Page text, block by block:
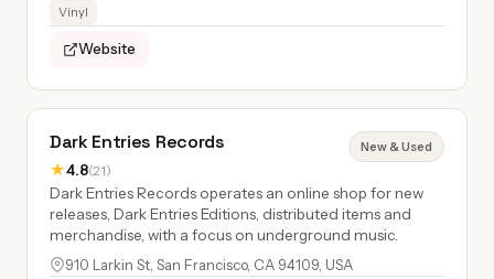
Vinyl
Website
Dark Entries Records
★4.8(21)
New & Used
Dark Entries Records operates an online shop for new
releases, Dark Entries Editions, distributed items and
merchandise, with a focus on underground music.
910 Larkin St, San Francisco, CA 94109, USA